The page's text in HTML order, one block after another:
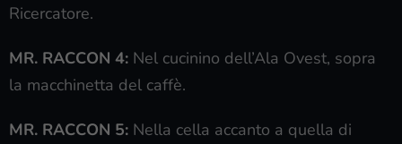
Ricercatore.
MR. RACCON 4: Nel cucinino dell’Ala Ovest, sopra
la macchinetta del caffè.
MR. RACCON 5: Nella cella accanto a quella di